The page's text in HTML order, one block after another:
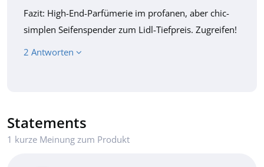
Fazit: High-End-Parfümerie im profanen, aber chic-
simplen Seifenspender zum Lidl-Tiefpreis. Zugreifen!
2 Antworten
Statements
1 kurze Meinung zum Produkt